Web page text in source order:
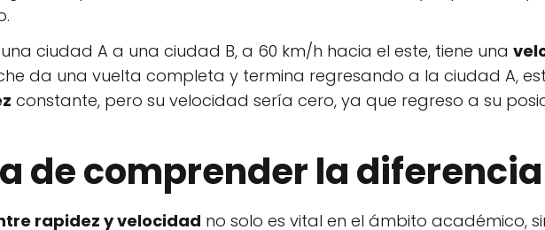
ciudad A a una ciudad B, a 60 km/h hacia el este, tiene una
da una vuelta completa y termina regresando a la ciudad A,
constante, pero su velocidad sería cero, ya que regreso a su
de comprender la diferencia
rapidez y velocidad no solo es vital en el ámbito académico,